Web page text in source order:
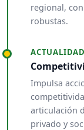
regional,
robustas.
ACTUALIDAD
Impulsa
articulación
privado y